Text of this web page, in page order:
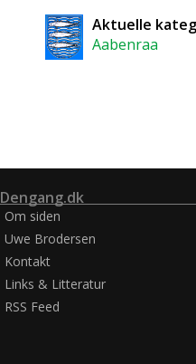
Aktuelle
Aabenraa
Dengang.dk
Om siden
Uwe Brodersen
Kontakt
Links & Litteratur
RSS Feed